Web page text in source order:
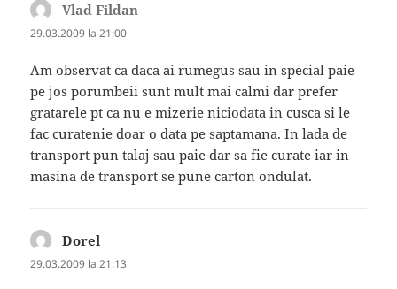
Vlad Fildan
29.03.2009 la 21:00
Am observat ca daca ai rumegus sau in special paie
pe jos porumbeii sunt mult mai calmi dar prefer
gratarele pt ca nu e mizerie niciodata in cusca si le
fac curatenie doar o data pe saptamana. In lada de
transport pun talaj sau paie dar sa fie curate iar in
masina de transport se pune carton ondulat.
Dorel
29.03.2009 la 21:13